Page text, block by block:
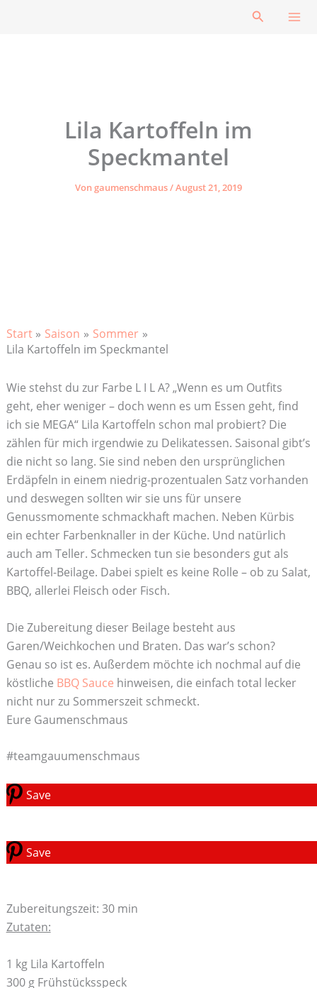
Suchen
Lila Kartoffeln im
Speckmantel
Vongaumenschmaus/August 21, 2019
Start Saison
Sommer
Lila Kartoffeln im Speckmantel
Wie stehst du zur Farbe L I L A? „Wenn es um Outfits
geht, eher weniger – doch wenn es um Essen geht, find
ich sie MEGA“ Lila Kartoffeln schon mal probiert? Die
zählen für mich irgendwie zu Delikatessen. Saisonal gibt’s
die nicht so lang. Sie sind neben den ursprünglichen
Erdäpfeln in einem niedrig-prozentualen Satz vorhanden
und deswegen sollten wir sie uns für unsere
Genussmomente schmackhaft machen. Neben Kürbis
ein echter Farbenknaller in der Küche. Und natürlich
auch am Teller. Schmecken tun sie besonders gut als
Kartoffel-Beilage. Dabei spielt es keine Rolle – ob zu Salat,
BBQ, allerlei Fleisch oder Fisch.
Die Zubereitung dieser Beilage besteht aus
Garen/Weichkochen und Braten. Das war’s schon?
Genau so ist es. Außerdem möchte ich nochmal auf die
köstliche BBQ Sauce hinweisen, die einfach total lecker
nicht nur zu Sommerszeit schmeckt.
Eure Gaumenschmaus
#teamgauumenschmaus
Save
Save
Zubereitungszeit: 30 min
Zutaten:
1 kg Lila Kartoffeln
300 g Frühstücksspeck